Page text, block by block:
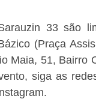
33 são
(Praça
Maia, 51, Bairro
siga as